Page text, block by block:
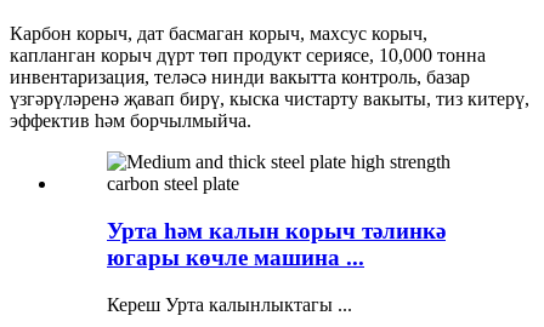
Карбон корыч, дат басмаган корыч, махсус корыч,
капланган корыч дүрт төп продукт сериясе, 10,000 тонна
инвентаризация, теләсә нинди вакытта контроль, базар
үзгәрүләренә җавап бирү, кыска чистарту вакыты, тиз китерү,
эффектив һәм борчылмыйча.
Урта һәм калын корыч тәлинкә
югары көчле машина ...
Кереш Урта калынлыктагы ...